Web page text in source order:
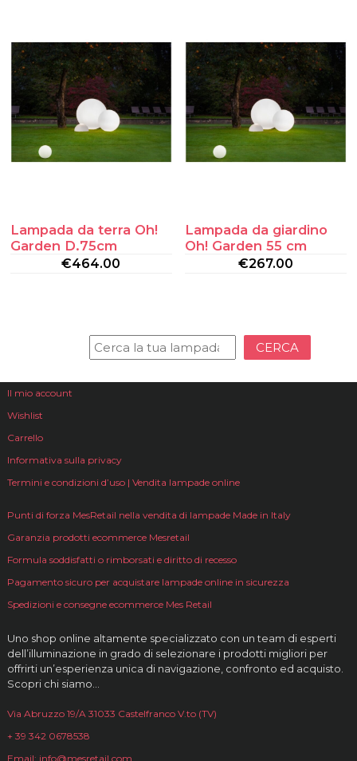
Lampada da terra Oh!
Garden D.75cm
€464.00
Lampada da giardino
Oh! Garden 55 cm
€267.00
CERCA
Il mio account
Wishlist
Carrello
Informativa sulla privacy
Termini e condizioni d’uso | Vendita lampade online
Punti di forza MesRetail nella vendita di lampade Made in Italy
Garanzia prodotti ecommerce Mesretail
Formula soddisfatti o rimborsati e diritto di recesso
Pagamento sicuro per acquistare lampade online in sicurezza
Spedizioni e consegne ecommerce Mes Retail
Uno shop online altamente specializzato con un team di esperti
dell’illuminazione in grado di selezionare i prodotti migliori per
offrirti un’esperienza unica di navigazione, confronto ed acquisto.
Scopri chi siamo…
Via Abruzzo 19/A 31033 Castelfranco V.to (TV)
+ 39 342 0678538
Email: info@mesretail.com